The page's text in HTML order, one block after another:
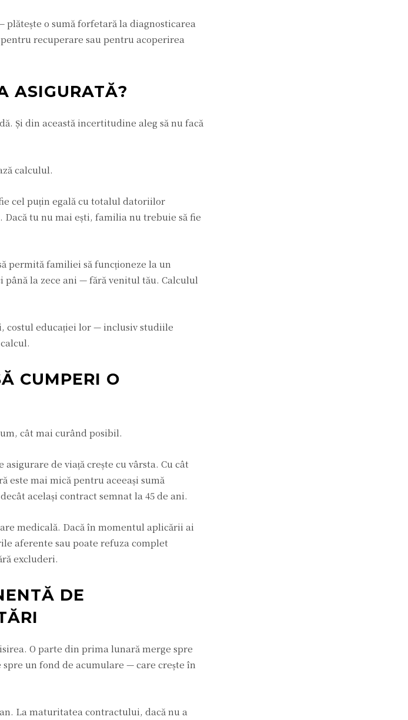
o sumă forfetară la diagnosticarea
recuperare sau pentru acoperirea
ASIGURATĂ?
Și din această incertitudine aleg să nu facă
calculul.
cel puțin egală cu totalul datoriilor
tu nu mai ești, familia nu trebuie să fie
permită familiei să funcționeze la un
la zece ani — fără venitul tău. Calculul
costul educației lor — inclusiv studiile
CUMPERI O
cât mai curând posibil.
de viață crește cu vârsta. Cu cât
este mai mică pentru aceeași sumă
același contract semnat la 45 de ani.
medicală. Dacă în momentul aplicării ai
aferente sau poate refuza complet
excluderi.
DE
O parte din prima lunară merge spre
un fond de acumulare — care crește în
La maturitatea contractului, dacă nu a